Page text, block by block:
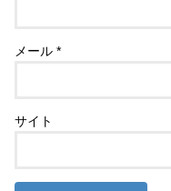
メール*
サイト